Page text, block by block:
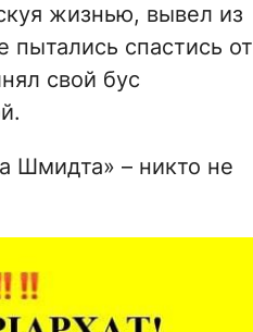
жизнью, вывел из
спастись от
свой бус
Шмидта» – никто не